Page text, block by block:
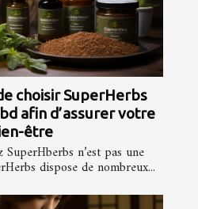
choisir SuperHerbs
afin d’assurer votre
être
n’est pas une
dispose de nombreux...